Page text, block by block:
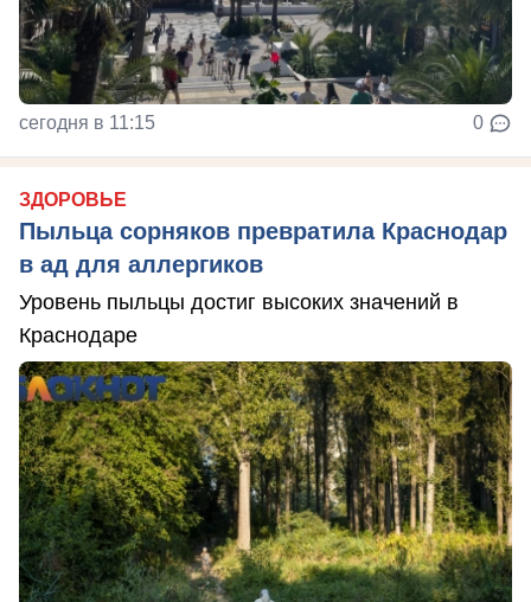
сегодня в 11:15 0
ЗДОРОВЬЕ
Пыльца сорняков превратила Краснодар
в ад для аллергиков
Уровень пыльцы достиг высоких значений в
Краснодаре